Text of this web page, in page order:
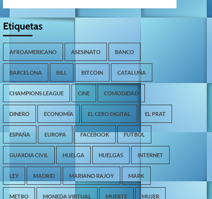
Etiquetas
AFROAMERICANO ASESINATO BANCO
BARCELONA BILL BITCOIN CATALUÑA
CHAMPIONS LEAGUE CINE COMODIDAD
DINERO ECONOMÍA EL CERO DIGITAL EL PRAT
ESPAÑA EUROPA FACEBOOK FÚTBOL
GUARDIA CIVIL HUELGA HUELGAS INTERNET
LEY MADRID MARIANO RAJOY MARK
METRO MONEDA VIRTUAL MUERTE MUJER